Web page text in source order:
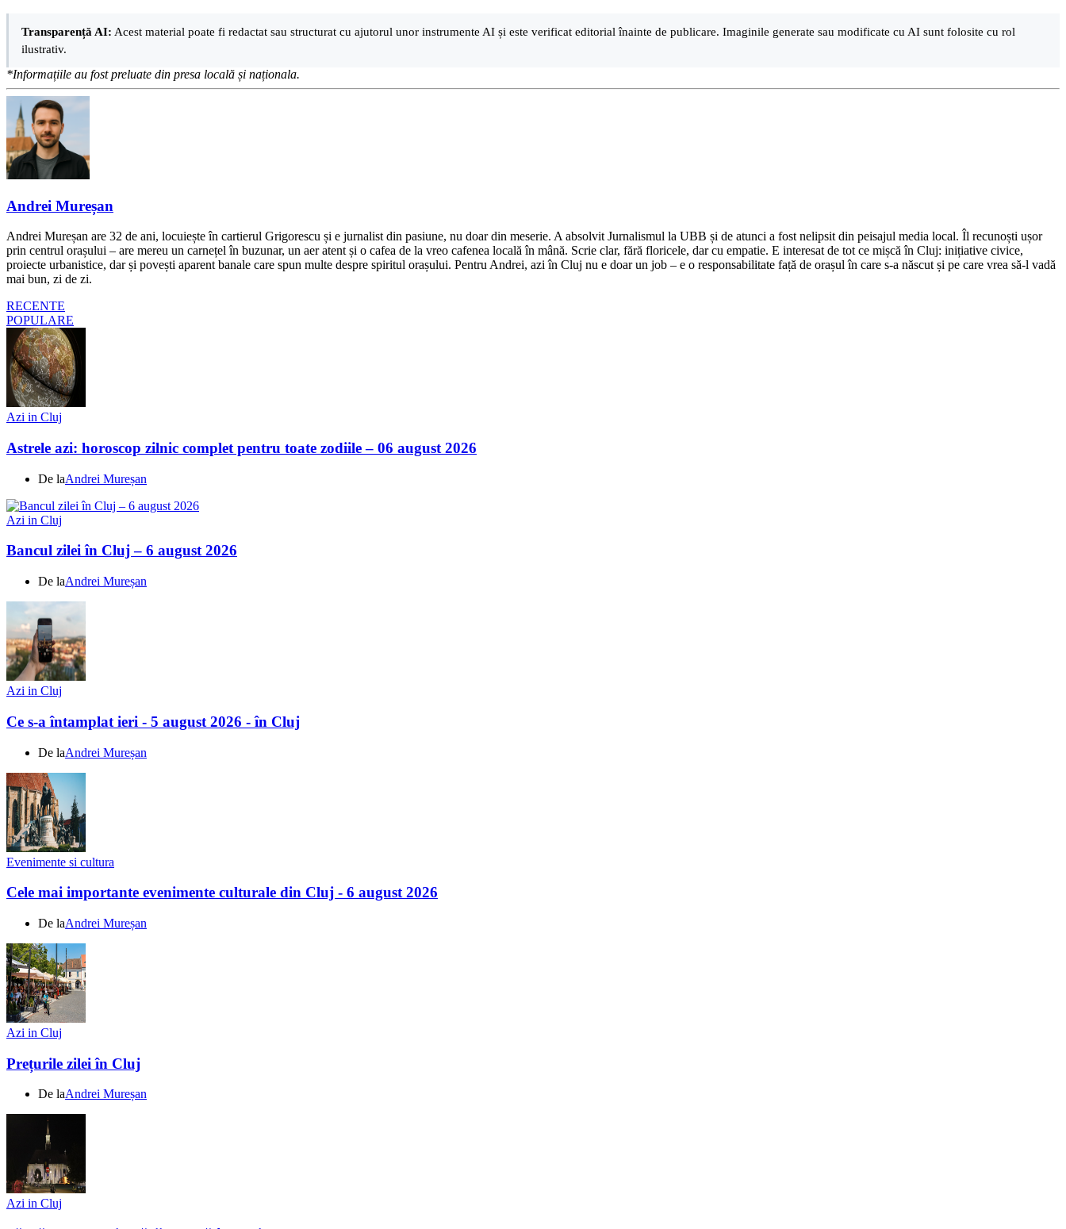
Transparență AI: Acest material poate fi redactat sau structurat cu ajutorul unor instrumente AI și este verificat editorial înainte de publicare. Imaginile generate sau modificate cu AI sunt folosite cu rol
ilustrativ.
*Informațiile au fost preluate din presa locală și naționala.
Andrei Mureșan
Andrei Mureșan are 32 de ani, locuiește în cartierul Grigorescu și e jurnalist din pasiune, nu doar din meserie. A absolvit Jurnalismul la UBB și de atunci a fost nelipsit din peisajul media local. Îl recunoști ușor
prin centrul orașului – are mereu un carnețel în buzunar, un aer atent și o cafea de la vreo cafenea locală în mână. Scrie clar, fără floricele, dar cu empatie. E interesat de tot ce mișcă în Cluj: inițiative civice,
proiecte urbanistice, dar și povești aparent banale care spun multe despre spiritul orașului. Pentru Andrei, azi în Cluj nu e doar un job – e o responsabilitate față de orașul în care s-a născut și pe care vrea să-l vadă
mai bun, zi de zi.
RECENTE
POPULARE
Azi in Cluj
Astrele azi: horoscop zilnic complet pentru toate zodiile – 06 august 2026
De laAndrei Mureșan
Azi in Cluj
Bancul zilei în Cluj – 6 august 2026
De laAndrei Mureșan
Azi in Cluj
Ce s-a întamplat ieri - 5 august 2026 - în Cluj
De laAndrei Mureșan
Evenimente si cultura
Cele mai importante evenimente culturale din Cluj - 6 august 2026
De laAndrei Mureșan
Azi in Cluj
Prețurile zilei în Cluj
De laAndrei Mureșan
Azi in Cluj